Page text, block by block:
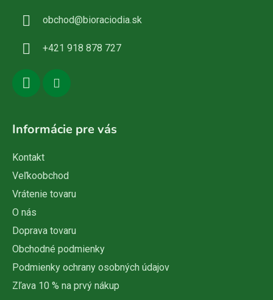
obchod@bioraciodia.sk
+421 918 878 727
Informácie pre vás
Kontakt
Veľkoobchod
Vrátenie tovaru
O nás
Doprava tovaru
Obchodné podmienky
Podmienky ochrany osobných údajov
Zľava 10 % na prvý nákup